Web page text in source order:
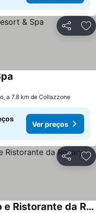
Partilhar
a 7.8 km de Collazzone
Ver preços
Partilhar
Torre Sangiovanni Albergo e Ristorante da Rosary